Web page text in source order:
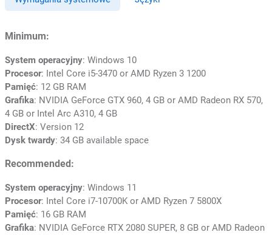
Minimum:
System operacyjny: Windows 10
Procesor: Intel Core i5-3470 or AMD Ryzen 3 1200
Pamięć: 12 GB RAM
Grafika: NVIDIA GeForce GTX 960, 4 GB or AMD Radeon RX 570,
4 GB or Intel Arc A310, 4 GB
DirectX: Version 12
Dysk twardy: 34 GB available space
Recommended:
System operacyjny: Windows 11
Procesor: Intel Core i7-10700K or AMD Ryzen 7 5800X
Pamięć: 16 GB RAM
Grafika: NVIDIA GeForce RTX 2080 SUPER, 8 GB or AMD Radeon